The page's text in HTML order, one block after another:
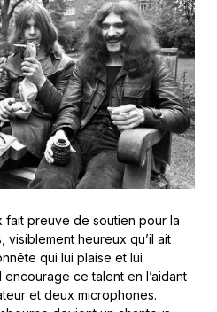
fait preuve de soutien pour la
heureux qu’il ait
qui lui plaise et lui
ce talent en l’aidant
et deux microphones.